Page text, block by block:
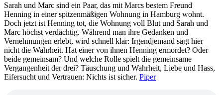
Sarah und Marc sind ein Paar, das mit Marcs bestem Freund
Henning in einer spitzenmäßigen Wohnung in Hamburg wohnt.
Doch jetzt ist Henning tot, die Wohnung voll Blut und Sarah und
Marc höchst verdächtig. Während man ihre Gedanken und
Vernehmungen erlebt, wird schnell klar: Irgendjemand sagt hier
nicht die Wahrheit. Hat einer von ihnen Henning ermordet? Oder
beide gemeinsam? Und welche Rolle spielt die gemeinsame
Vergangenheit der drei? Täuschung und Wahrheit, Liebe und Hass,
Eifersucht und Vertrauen: Nichts ist sicher. Piper